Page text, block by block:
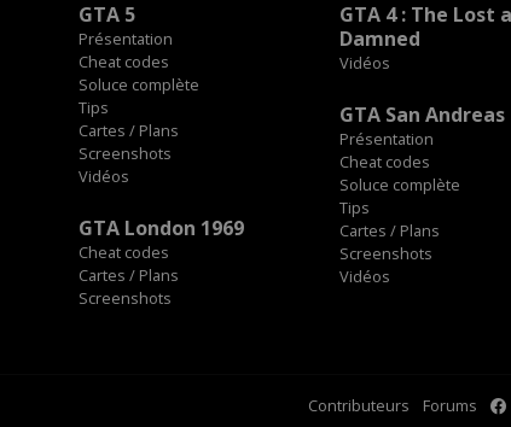
GTA 5
Présentation
Cheat codes
Soluce complète
Tips
Cartes / Plans
Screenshots
Vidéos
GTA 4 : The Lost
Damned
Vidéos
GTA San Andreas
Présentation
Cheat codes
Soluce complète
Tips
Cartes / Plans
Screenshots
Vidéos
GTA London 1969
Cheat codes
Cartes / Plans
Screenshots
Contributeurs Forums